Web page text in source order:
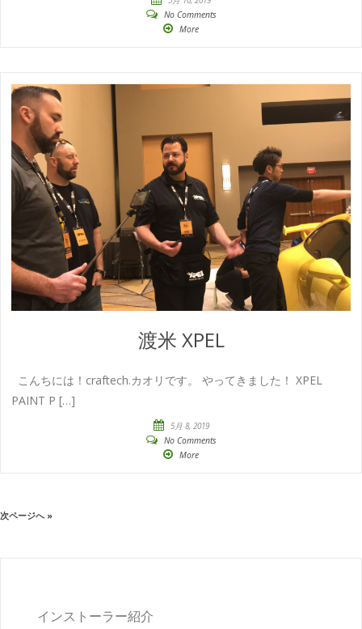
No Comments
More
渡米 XPEL
こんちには！craftech.カオリです。 やってきました！ XPEL
PAINT P […]
5月 8, 2019
No Comments
More
次ページへ »
インストーラー紹介